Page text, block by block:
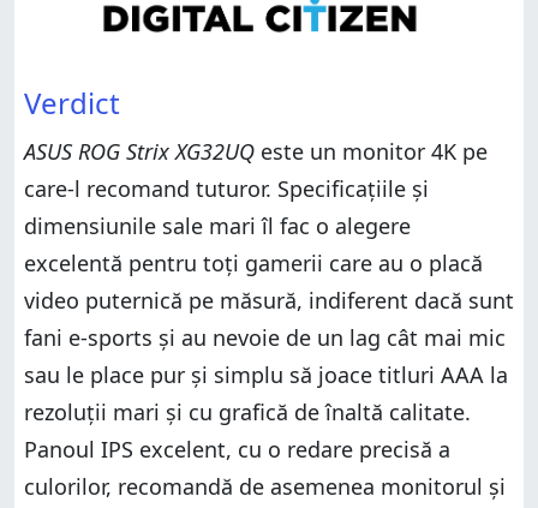
Verdict
ASUS ROG Strix XG32UQ este un monitor 4K pe
care-l recomand tuturor. Specificațiile și
dimensiunile sale mari îl fac o alegere
excelentă pentru toți gamerii care au o placă
video puternică pe măsură, indiferent dacă sunt
fani e-sports și au nevoie de un lag cât mai mic
sau le place pur și simplu să joace titluri AAA la
rezoluții mari și cu grafică de înaltă calitate.
Panoul IPS excelent, cu o redare precisă a
culorilor, recomandă de asemenea monitorul și